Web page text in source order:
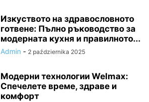
Изкуството на здравословното
готвене: Пълно ръководство за
модерната кухня и правилното...
Admin - 2 października 2025
Модерни технологии Welmax:
Спечелете време, здраве и
комфорт